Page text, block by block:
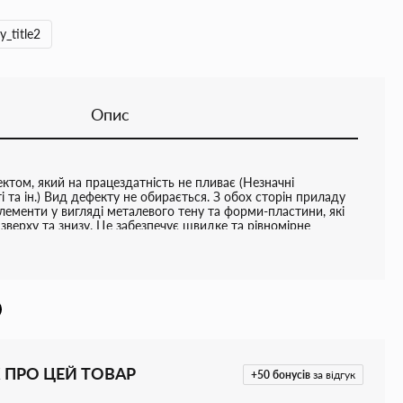
Опис
який на працездатність не пливає (Незначні
та ін.) Вид дефекту не обирається. З обох сторін приладу
у вигляді металевого тену та форми-пластини, які
та знизу. Це забезпечує швидке та рівномірне
необхідності перевертати. Характеристики: Напруга: 220-
2 індикатори роботи Автоматичний контроль
+50 бонусів за відгук
ПРО ЦЕЙ ТОВАР